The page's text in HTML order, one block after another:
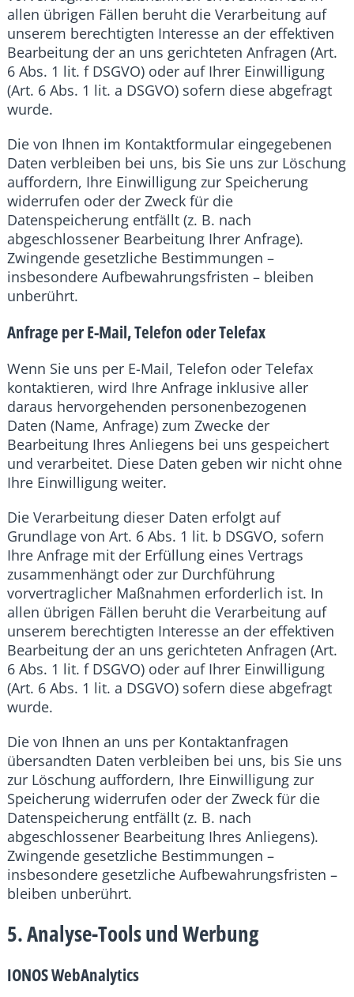
allen übrigen Fällen beruht die Verarbeitung auf
unserem berechtigten Interesse an der effektiven
Bearbeitung der an uns gerichteten Anfragen (Art.
6 Abs. 1 lit. f DSGVO) oder auf Ihrer Einwilligung
(Art. 6 Abs. 1 lit. a DSGVO) sofern diese abgefragt
wurde.
Die von Ihnen im Kontaktformular eingegebenen
Daten verbleiben bei uns, bis Sie uns zur Löschung
auffordern, Ihre Einwilligung zur Speicherung
widerrufen oder der Zweck für die
Datenspeicherung entfällt (z. B. nach
abgeschlossener Bearbeitung Ihrer Anfrage).
Zwingende gesetzliche Bestimmungen –
insbesondere Aufbewahrungsfristen – bleiben
unberührt.
Anfrage per E-Mail, Telefon oder Telefax
Wenn Sie uns per E-Mail, Telefon oder Telefax
kontaktieren, wird Ihre Anfrage inklusive aller
daraus hervorgehenden personenbezogenen
Daten (Name, Anfrage) zum Zwecke der
Bearbeitung Ihres Anliegens bei uns gespeichert
und verarbeitet. Diese Daten geben wir nicht ohne
Ihre Einwilligung weiter.
Die Verarbeitung dieser Daten erfolgt auf
Grundlage von Art. 6 Abs. 1 lit. b DSGVO, sofern
Ihre Anfrage mit der Erfüllung eines Vertrags
zusammenhängt oder zur Durchführung
vorvertraglicher Maßnahmen erforderlich ist. In
allen übrigen Fällen beruht die Verarbeitung auf
unserem berechtigten Interesse an der effektiven
Bearbeitung der an uns gerichteten Anfragen (Art.
6 Abs. 1 lit. f DSGVO) oder auf Ihrer Einwilligung
(Art. 6 Abs. 1 lit. a DSGVO) sofern diese abgefragt
wurde.
Die von Ihnen an uns per Kontaktanfragen
übersandten Daten verbleiben bei uns, bis Sie uns
zur Löschung auffordern, Ihre Einwilligung zur
Speicherung widerrufen oder der Zweck für die
Datenspeicherung entfällt (z. B. nach
abgeschlossener Bearbeitung Ihres Anliegens).
Zwingende gesetzliche Bestimmungen –
insbesondere gesetzliche Aufbewahrungsfristen –
bleiben unberührt.
5. Analyse-Tools und Werbung
IONOS WebAnalytics